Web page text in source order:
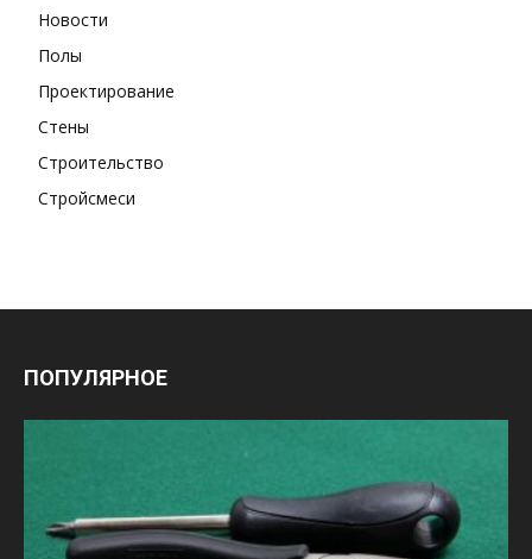
Новости
Полы
Проектирование
Стены
Строительство
Стройсмеси
ПОПУЛЯРНОЕ